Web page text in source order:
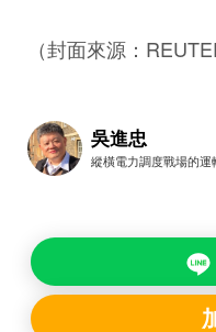
（封面來源：
吳進忠
縱橫電力調度戰場的運